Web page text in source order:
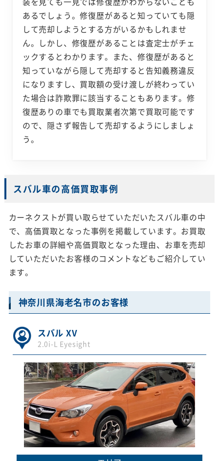
あるでしょう。修復歴があると知っていても隠
して売却しようとする方がいるかもしれませ
ん。しかし、修復歴があることは査定士がチェ
ックするとわかります。また、修復歴があると
知っていながら隠して売却すると告知義務違反
になりますし、買取額の受け渡しが終わってい
た場合は詐欺罪に該当することもあります。修
復歴ありの車でも買取業者次第で買取可能です
ので、隠さず報告して売却するようにしましょ
う。
スバル車の高価買取事例
カーネクストが買い取らせていただいたスバル車の中
で、高価買取となった事例を掲載しています。お買取
したお車の詳細や高価買取となった理由、お車を売却
していただいたお客様のコメントなどもご紹介してい
ます。
神奈川県海老名市のお客様
スバル XV
2.0i-L Eyesight